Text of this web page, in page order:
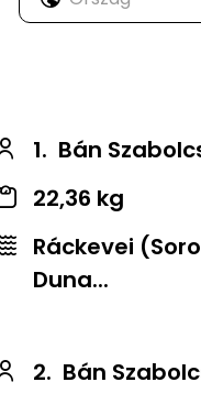
1. Bán
22,36 kg
Ráckevei
Duna...
2. Bán